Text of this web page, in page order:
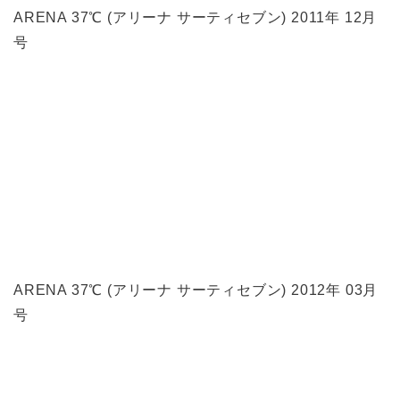
ARENA 37℃ (アリーナ サーティセブン) 2011年 12月
号
ARENA 37℃ (アリーナ サーティセブン) 2012年 03月
号